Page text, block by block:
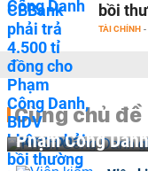
bồi
TÀI CHÍNH -
Cùng chủ đề
Phạm Công